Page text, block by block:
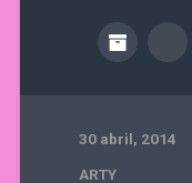
30 abril, 2014
ARTY